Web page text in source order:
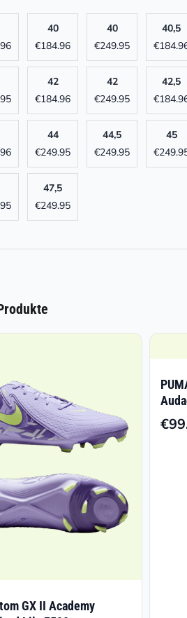
40
€184.96
40
€249.95
40,5
€
42
€184.96
42
€249.95
42,5
€
44
€249.95
44,5
€249.95
45
€
47,5
€249.95
GX II Academy
€